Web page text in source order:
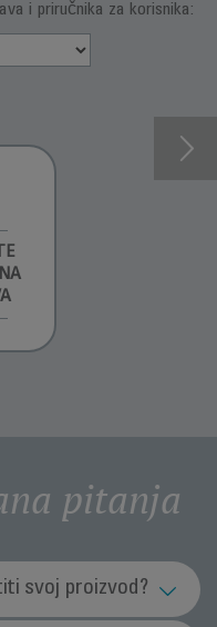
i priručnika za korisnika:
pitanja
svoj proizvod?